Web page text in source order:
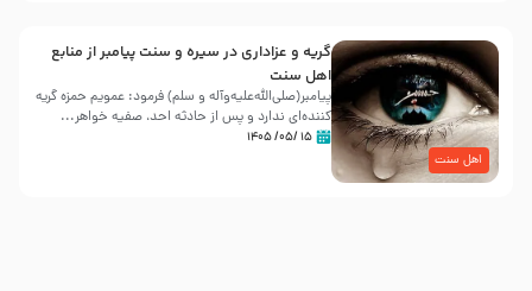
اهل سنت
گریه و عزاداری در سیره و سنت پیامبر از منابع
اهل سنت
پیامبر(صلی‌الله‌علیه‌وآله و سلم) فرمود: عمویم حمزه گریه
کننده‌ای ندارد و پس از حادثه احد، صفیه خواهر...
۱۵ /۰۵/ ۱۴۰۵